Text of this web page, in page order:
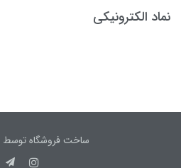
نماد الکترونیکی
ساخت فروشگاه توسط